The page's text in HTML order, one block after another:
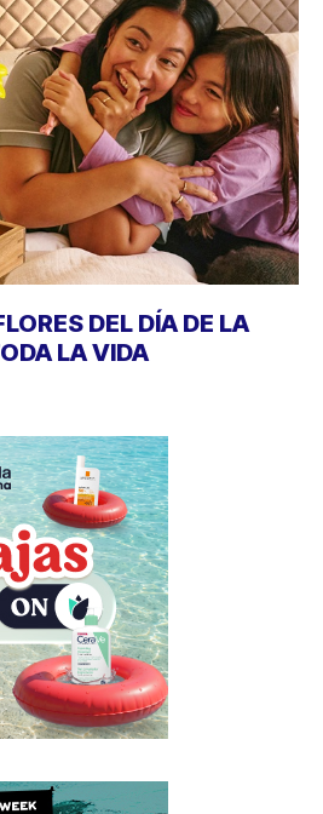
DEL DÍA DE LA
LA VIDA